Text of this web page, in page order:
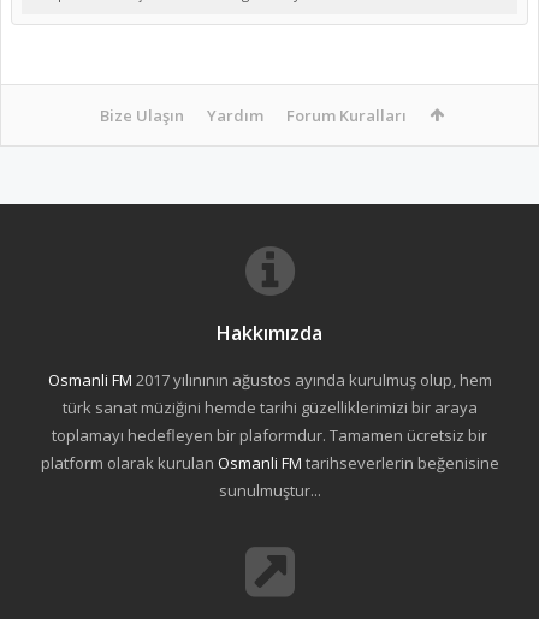
Bize Ulaşın Yardım Forum Kuralları
Hakkımızda
Osmanli FM 2017 yılınının ağustos ayında kurulmuş olup, hem
türk sanat müziğini hemde tarihi güzelliklerimizi bir araya
toplamayı hedefleyen bir plaformdur. Tamamen ücretsiz bir
platform olarak kurulan Osmanli FM tarihseverlerin beğenisine
sunulmuştur...